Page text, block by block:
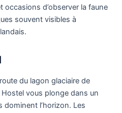
occasions d’observer la faune
souvent visibles à
du lagon glaciaire de
vous plonge dans un
dominent l’horizon. Les